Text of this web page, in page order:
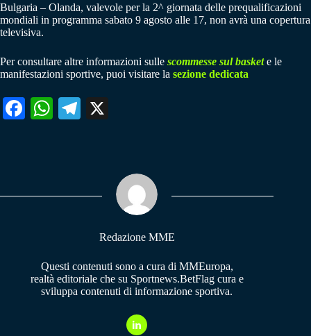
Bulgaria – Olanda, valevole per la 2^ giornata delle prequalificazioni
mondiali in programma sabato 9 agosto alle 17, non avrà una copertura
televisiva.
Per consultare altre informazioni sulle scommesse sul baskete le
manifestazioni sportive, puoi visitare la sezione dedicata
Fa W
pp
Te
m
Redazione MME
Questi contenuti sono a cura di MMEuropa,
realtà editoriale che su Sportnews.BetFlag cura e
sviluppa contenuti di informazione sportiva.